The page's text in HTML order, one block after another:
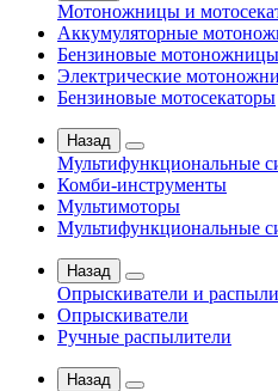
Мотоножницы и
Аккумуляторные
Бензиновые мотоножницы
Электрические
Бензиновые мотосекаторы
Назад
Мультифункциональные
Комби-инструменты
Мультимоторы
Мультифункциональные
Назад
Опрыскиватели и
Опрыскиватели
Ручные распылители
Назад